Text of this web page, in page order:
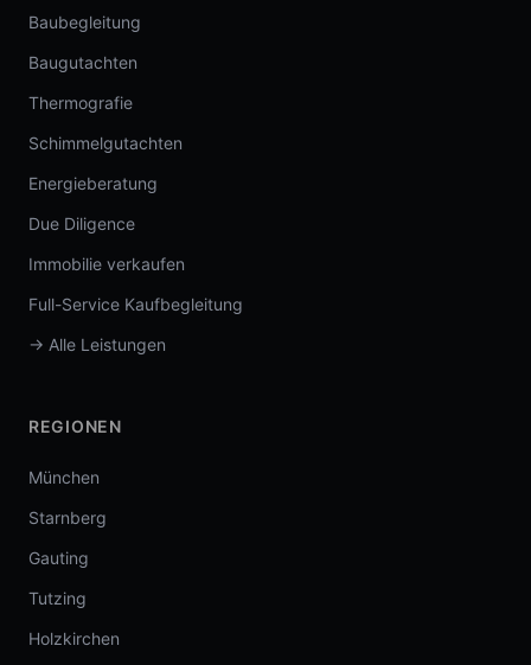
Baubegleitung
Baugutachten
Thermografie
Schimmelgutachten
Energieberatung
Due Diligence
Immobilie verkaufen
Full-Service Kaufbegleitung
→ Alle Leistungen
REGIONEN
München
Starnberg
Gauting
Tutzing
Holzkirchen